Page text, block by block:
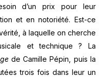
d’un prix pour leur
et en notoriété. Est-ce
à laquelle on cherche
et technique ? La
de Camille Pépin, puis la
trois fois dans leur un